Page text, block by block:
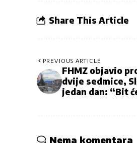
Share This Article
PREVIOUS ARTICLE
FHMZ objavio
dvije sedmice,
jedan dan: “Bit
Nema komentara